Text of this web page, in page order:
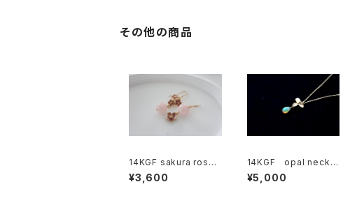
その他の商品
14KGF sakura roseq
uartz pierce[kgf065
5]
¥3,600
14KGF opal neckla
ce[nc1180]
¥5,000